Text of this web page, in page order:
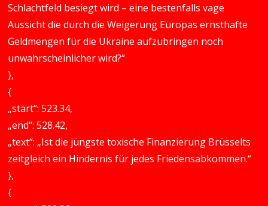
Schlachtfeld besiegt wird – eine bestenfalls vage
Aussicht die durch die Weigerung Europas ernsthafte
Geldmengen für die Ukraine aufzubringen noch
unwahrscheinlicher wird?“
},
{
„start“: 523.34,
„end“: 528.42,
„text“: „Ist die jüngste toxische Finanzierung Brüsselts
zeitgleich ein Hindernis für jedes Friedensabkommen.“
},
{